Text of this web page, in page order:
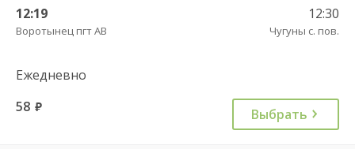
12:19
Воротынец пгт АВ
12:30
Чугуны с. пов.
Ежедневно
58 руб. Выбрать